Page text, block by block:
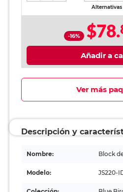
Alternativas
-16% $78.
Añadir a
Ver más
Descripción y
Nombre: Block
Modelo: JS220-